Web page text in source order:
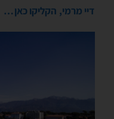
דיי מרמי, הקליקו כאן…